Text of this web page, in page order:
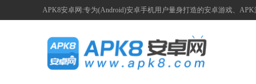
APK8安卓网:专为(Android)安卓手机用户量身打造的安卓游戏、